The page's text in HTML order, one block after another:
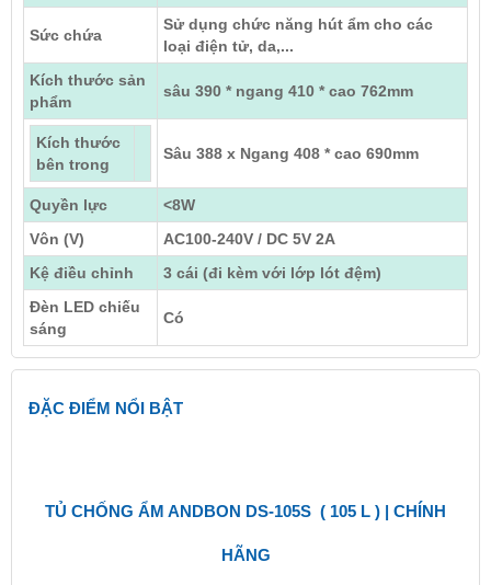
Sức chứa
Sử dụng chức năng hút ẩm cho các
loại điện tử, da,...
Kích thước sản
phẩm
sâu 390 * ngang 410 * cao 762mm
Kích thước
bên trong
Sâu 388 x Ngang 408 * cao 690mm
Quyền lực
<8W
Vôn (V)
AC100-240V / DC 5V 2A
Kệ điều chỉnh
3 cái (đi kèm với lớp lót đệm)
Đèn LED chiếu
sáng
Có
ĐẶC ĐIỂM NỔI BẬT
TỦ CHỐNG ẨM ANDBON DS-105S ( 105 L ) | CHÍNH
HÃNG